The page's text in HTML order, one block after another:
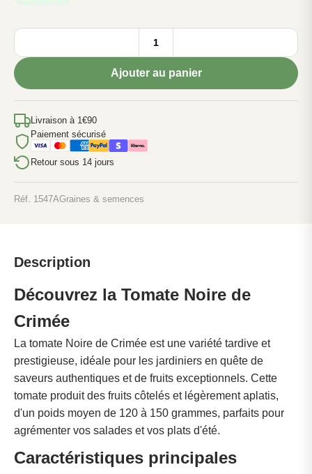
quantité
de
TOMATE
Ajouter au panier
Livraison à 1€90
Paiement sécurisé
Retour sous 14 jours
Réf. 1547AGraines & semences
Description
Découvrez la Tomate Noire de
Crimée
La tomate Noire de Crimée est une variété tardive et
prestigieuse, idéale pour les jardiniers en quête de
saveurs authentiques et de fruits exceptionnels. Cette
tomate produit des fruits côtelés et légèrement aplatis,
d'un poids moyen de 120 à 150 grammes, parfaits pour
agrémenter vos salades et vos plats d'été.
Caractéristiques principales